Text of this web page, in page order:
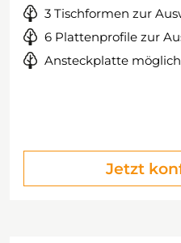
3 Tischformen zur
6 Plattenprofile zur
Ansteckplatte möglich
Jetzt